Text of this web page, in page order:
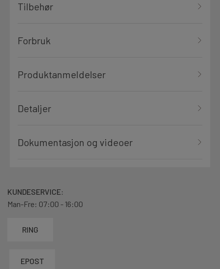
Tilbehør
Forbruk
Produktanmeldelser
Detaljer
Dokumentasjon og videoer
KUNDESERVICE:
Man-Fre: 07:00 - 16:00
RING
EPOST